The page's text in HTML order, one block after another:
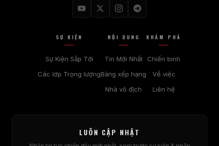
SỰ KIỆN
Sự Kiện Sắp Tới
Các lớp Trọng lượng
NỘI DUNG
Tin Mới Nhất
Bảng xếp hạng
Nhà vô địch
KHÁM PHÁ
Chiến binh
Về việc
Liên hệ
LUÔN CẬP NHẬT